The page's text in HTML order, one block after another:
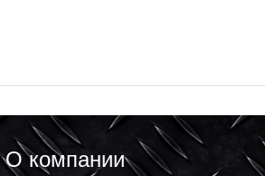
О компании